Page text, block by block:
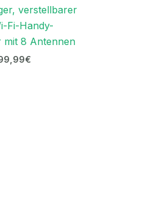
verstellbarer
Fi-Handy-
mit 8 Antennen
€